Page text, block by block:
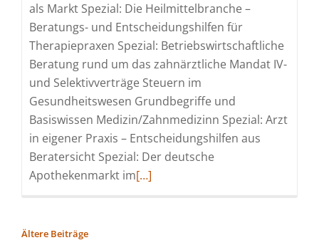
als Markt Spezial: Die Heilmittelbranche –
Beratungs- und Entscheidungshilfen für
Therapiepraxen Spezial: Betriebswirtschaftliche
Beratung rund um das zahnärztliche Mandat IV-
und Selektivverträge Steuern im
Gesundheitswesen Grundbegriffe und
Basiswissen Medizin/Zahnmedizinn Spezial: Arzt
in eigener Praxis – Entscheidungshilfen aus
Beratersicht Spezial: Der deutsche
Apothekenmarkt imRead
[…]
BEITRAGSNAVIGATION
Ältere Beiträge